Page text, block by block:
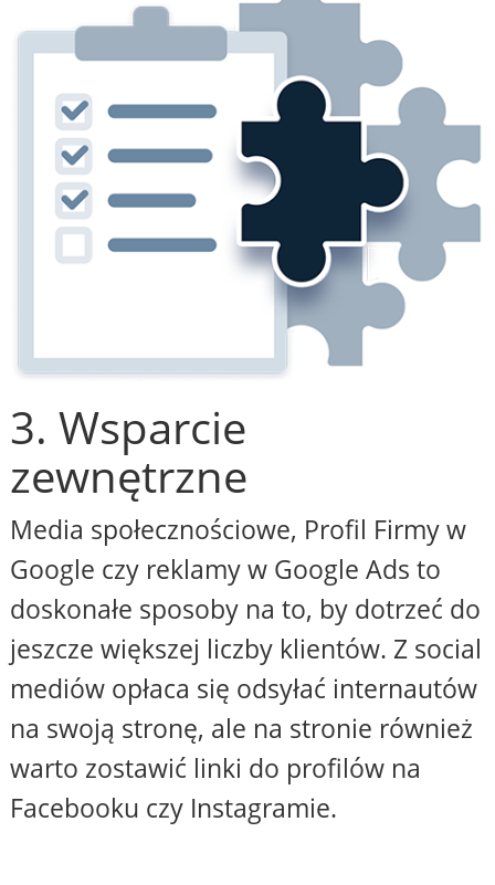
3. Wsparcie
zewnętrzne
Media społecznościowe, Profil Firmy w
Google czy reklamy w Google Ads to
doskonałe sposoby na to, by dotrzeć do
jeszcze większej liczby klientów. Z social
mediów opłaca się odsyłać internautów
na swoją stronę, ale na stronie również
warto zostawić linki do profilów na
Facebooku czy Instagramie.